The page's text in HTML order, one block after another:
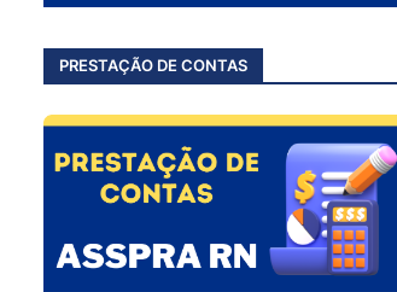
PRESTAÇÃO DE CONTAS